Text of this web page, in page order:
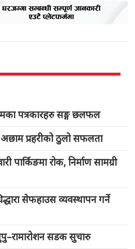
पत्रकारहरु सङ्ग छलफल
अछाम प्रहरीको ठुलो सफलता
पार्किङमा रोक, निर्माण सामग्री
सेफहाउस व्यवस्थापन गर्ने
सडक सुचारु